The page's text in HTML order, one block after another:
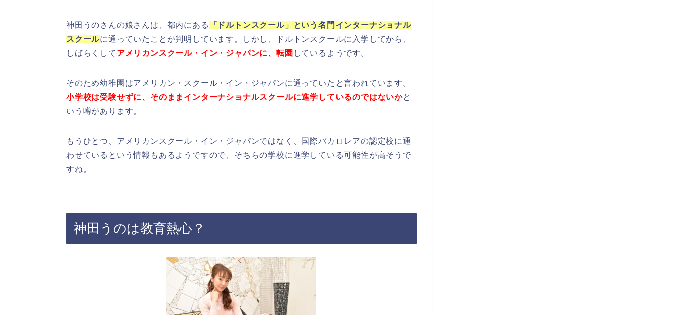
神田うのさんの娘さんは、都内にある
「ドルトンスクール」という名門インターナショナル
スクールに通っていたことが判明しています。しかし、ドルトンスクールに入学してから、
しばらくして アメリカンスクール・イン・ジャパンに、転園 しているようです。
そのため幼稚園はアメリカン・スクール・イン・ジャパンに通っていたと言われています。
小学校は受験せずに、そのままインターナショナルスクールに進学しているのではないかと
いう噂があります。
もうひとつ、アメリカンスクール・イン・ジャパンではなく、国際バカロレアの認定校に通
わせているという情報もあるようですので、そちらの学校に進学している可能性が高そうで
すね。
神田うのは教育熱心？